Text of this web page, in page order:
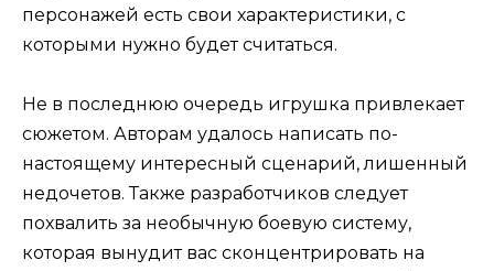
персонажей есть свои характеристики, с
которыми нужно будет считаться.
Не в последнюю очередь игрушка привлекает
сюжетом. Авторам удалось написать по-
настоящему интересный сценарий, лишенный
недочетов. Также разработчиков следует
похвалить за необычную боевую систему,
которая вынудит вас сконцентрировать на